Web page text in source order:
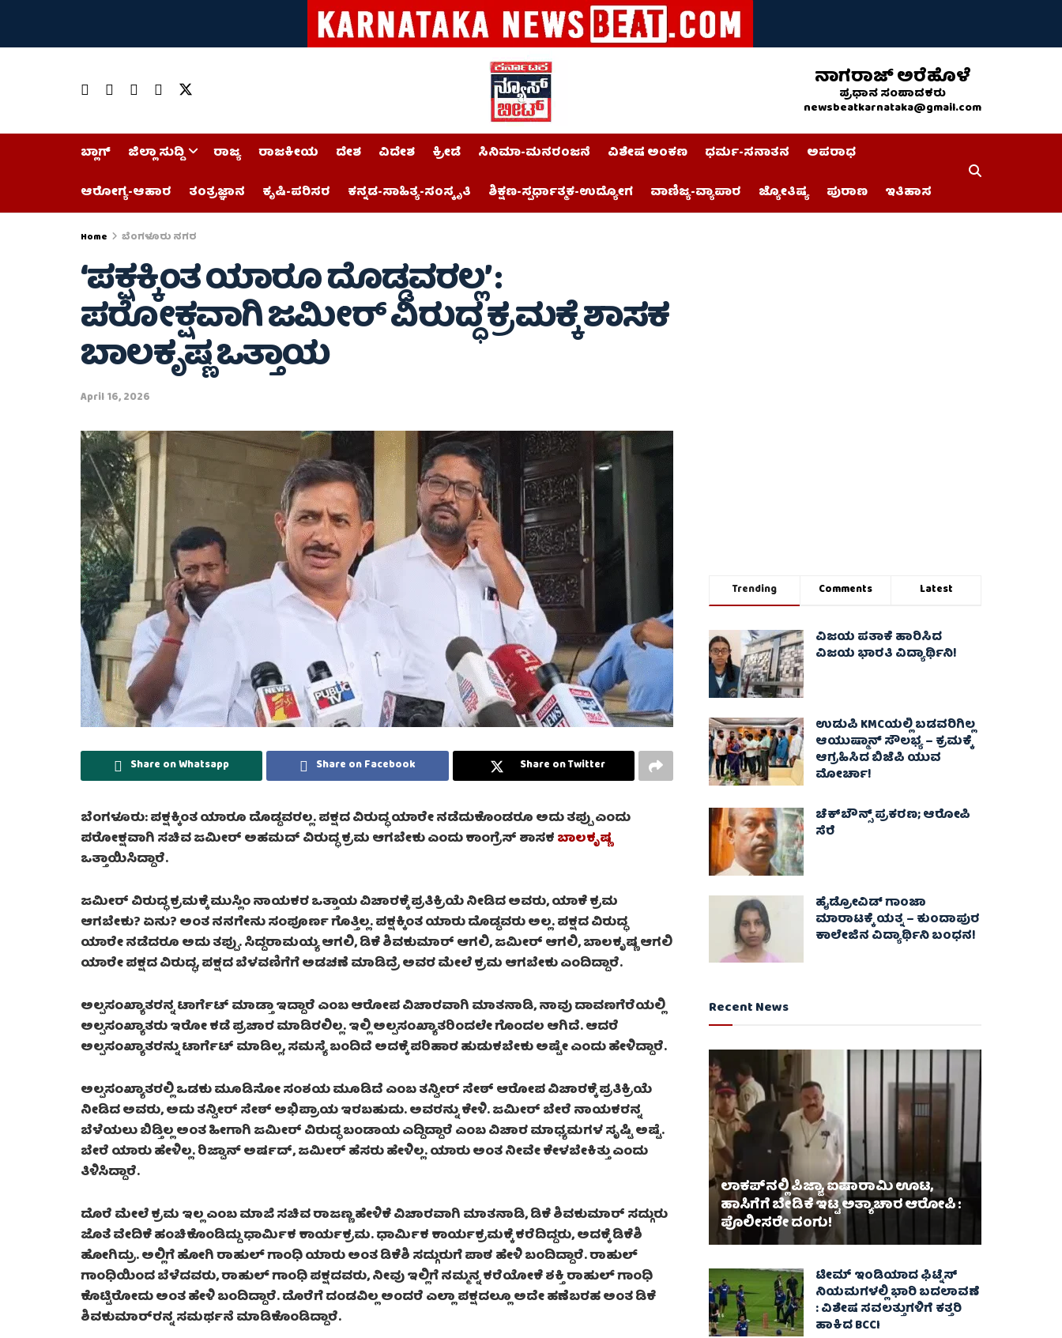
ನಾಗರಾಜ್ ಅರೆಹೊಳೆ
ಪ್ರಧಾನ ಸಂಪಾದಕರು
newsbeatkarnataka@gmail.com
ಬ್ಲಾಗ್ ಜಿಲ್ಲಾ ಸುದ್ದಿ ರಾಜ್ಯ ರಾಜಕೀಯ ದೇಶ ವಿದೇಶ ಕ್ರೀಡೆ ಸಿನಿಮಾ-ಮನರಂಜನೆ ವಿಶೇಷ ಅಂಕಣ ಧರ್ಮ-ಸನಾತನ
ಅಪರಾಧ
ಆರೋಗ್ಯ-ಆಹಾರ
ತಂತ್ರಜ್ಞಾನ ಕೃಷಿ-ಪರಿಸರ ಕನ್ನಡ-ಸಾಹಿತ್ಯ-ಸಂಸ್ಕೃತಿ ಶಿಕ್ಷಣ-ಸ್ಪರ್ಧಾತ್ಮಕ-ಉದ್ಯೋಗ ವಾಣಿಜ್ಯ-ವ್ಯಾಪಾರ ಜ್ಯೋತಿಷ್ಯ ಪುರಾಣ ಇತಿಹಾಸ
Home ಬೆಂಗಳೂರು ನಗರ
‘ಪಕ್ಷಕ್ಕಿಂತ ಯಾರೂ ದೊಡ್ಡವರಲ್ಲ’ :
ಪರೋಕ್ಷವಾಗಿ ಜಮೀರ್ ವಿರುದ್ಧ ಕ್ರಮಕ್ಕೆ ಶಾಸಕ
ಬಾಲಕೃಷ್ಣ ಒತ್ತಾಯ
April 16, 2026
Share on Whatsapp Share on Facebook Share on Twitter
ಬೆಂಗಳೂರು:ಪಕ್ಷಕ್ಕಿಂತ ಯಾರೂ ದೊಡ್ಡವರಲ್ಲ. ಪಕ್ಷದ ವಿರುದ್ಧ ಯಾರೇ ನಡೆದುಕೊಂಡರೂ ಅದು ತಪ್ಪು ಎಂದು
ಪರೋಕ್ಷವಾಗಿ ಸಚಿವ ಜಮೀರ್ ಅಹಮದ್ ವಿರುದ್ಧ ಕ್ರಮ ಆಗಬೇಕು ಎಂದು ಕಾಂಗ್ರೆಸ್ ಶಾಸಕಬಾಲಕೃಷ್ಣ
ಒತ್ತಾಯಿಸಿದ್ದಾರೆ.
ಜಮೀರ್ ವಿರುದ್ಧ ಕ್ರಮಕ್ಕೆ ಮುಸ್ಲಿಂ ನಾಯಕರ ಒತ್ತಾಯ ವಿಚಾರಕ್ಕೆ ಪ್ರತಿಕ್ರಿಯೆ ನೀಡಿದ ಅವರು, ಯಾಕೆ ಕ್ರಮ
ಆಗಬೇಕು? ಏನು? ಅಂತ ನನಗೇನು ಸಂಪೂರ್ಣ ಗೊತ್ತಿಲ್ಲ. ಪಕ್ಷಕ್ಕಿಂತ ಯಾರು ದೊಡ್ಡವರು ಅಲ್ಲ. ಪಕ್ಷದ ವಿರುದ್ಧ
ಯಾರೇ ನಡೆದರೂ ಅದು ತಪ್ಪು. ಸಿದ್ದರಾಮಯ್ಯ ಆಗಲಿ, ಡಿಕೆ ಶಿವಕುಮಾರ್ ಆಗಲಿ, ಜಮೀರ್ ಆಗಲಿ, ಬಾಲಕೃಷ್ಣ ಆಗಲಿ
ಯಾರೇ ಪಕ್ಷದ ವಿರುದ್ಧ, ಪಕ್ಷದ ಬೆಳವಣಿಗೆಗೆ ಅಡಚಣೆ ಮಾಡಿದ್ರೆ ಅವರ ಮೇಲೆ ಕ್ರಮ ಆಗಬೇಕು ಎಂದಿದ್ದಾರೆ.
ಅಲ್ಪಸಂಖ್ಯಾತರನ್ನ ಟಾರ್ಗೆಟ್ ಮಾಡ್ತಾ ಇದ್ದಾರೆ ಎಂಬ ಆರೋಪ ವಿಚಾರವಾಗಿ ಮಾತನಾಡಿ, ನಾವು ದಾವಣಗೆರೆಯಲ್ಲಿ
ಅಲ್ಪಸಂಖ್ಯಾತರು ಇರೋ ಕಡೆ ಪ್ರಚಾರ ಮಾಡಿರಲಿಲ್ಲ. ಇಲ್ಲಿ ಅಲ್ಪಸಂಖ್ಯಾತರಿಂದಲೇ ಗೊಂದಲ ಆಗಿದೆ. ಆದರೆ
ಅಲ್ಪಸಂಖ್ಯಾತರನ್ನು ಟಾರ್ಗೆಟ್ ಮಾಡಿಲ್ಲ, ಸಮಸ್ಯೆ ಬಂದಿದೆ ಅದಕ್ಕೆ ಪರಿಹಾರ ಹುಡುಕಬೇಕು ಅಷ್ಟೇ ಎಂದು ಹೇಳಿದ್ದಾರೆ.
ಅಲ್ಪಸಂಖ್ಯಾತರಲ್ಲಿ ಒಡಕು ಮೂಡಿಸೋ ಸಂಶಯ ಮೂಡಿದೆ ಎಂಬ ತನ್ವೀರ್ ಸೇಠ್ ಆರೋಪ ವಿಚಾರಕ್ಕೆ ಪ್ರತಿಕ್ರಿಯೆ
ನೀಡಿದ ಅವರು, ಅದು ತನ್ವೀರ್ ಸೇಠ್ ಅಭಿಪ್ರಾಯ ಇರಬಹುದು. ಅವರನ್ನು ಕೇಳಿ. ಜಮೀರ್ ಬೇರೆ ನಾಯಕರನ್ನ
ಬೆಳೆಯಲು ಬಿಡ್ತಿಲ್ಲ ಅಂತ ಹೀಗಾಗಿ ಜಮೀರ್ ವಿರುದ್ಧ ಬಂಡಾಯ ಎದ್ದಿದ್ದಾರೆ ಎಂಬ ವಿಚಾರ ಮಾಧ್ಯಮಗಳ ಸೃಷ್ಟಿ ಅಷ್ಟೆ.
ಬೇರೆ ಯಾರು ಹೇಳಿಲ್ಲ. ರಿಜ್ವಾನ್ ಅರ್ಷದ್, ಜಮೀರ್ ಹೆಸರು ಹೇಳಿಲ್ಲ. ಯಾರು ಅಂತ ನೀವೇ ಕೇಳಬೇಕಿತ್ತು ಎಂದು
ತಿಳಿಸಿದ್ದಾರೆ.
ದೊರೆ ಮೇಲೆ ಕ್ರಮ ಇಲ್ಲ ಎಂಬ ಮಾಜಿ ಸಚಿವ ರಾಜಣ್ಣ ಹೇಳಿಕೆ ವಿಚಾರವಾಗಿ ಮಾತನಾಡಿ, ಡಿಕೆ ಶಿವಕುಮಾರ್ ಸದ್ಗುರು
ಜೊತೆ ವೇದಿಕೆ ಹಂಚಿಕೊಂಡಿದ್ದು ಧಾರ್ಮಿಕ ಕಾರ್ಯಕ್ರಮ. ಧಾರ್ಮಿಕ ಕಾರ್ಯಕ್ರಮಕ್ಕೆ ಕರೆದಿದ್ದರು, ಅದಕ್ಕೆ ಡಿಕೆಶಿ
ಹೋಗಿದ್ರು. ಅಲ್ಲಿಗೆ ಹೋಗಿ ರಾಹುಲ್ ಗಾಂಧಿ ಯಾರು ಅಂತ ಡಿಕೆಶಿ ಸದ್ಗುರುಗೆ ಪಾಠ ಹೇಳಿ ಬಂದಿದ್ದಾರೆ. ರಾಹುಲ್
ಗಾಂಧಿಯಿಂದ ಬೆಳೆದವರು, ರಾಹುಲ್ ಗಾಂಧಿ ಪಕ್ಷದವರು, ನೀವು ಇಲ್ಲಿಗೆ ನಮ್ಮನ್ನ ಕರೆಯೋಕೆ ಶಕ್ತಿ ರಾಹುಲ್ ಗಾಂಧಿ
ಕೊಟ್ಟಿರೋದು ಅಂತ ಹೇಳಿ ಬಂದಿದ್ದಾರೆ. ದೊರೆಗೆ ದಂಡವಿಲ್ಲ ಅಂದರೆ ಎಲ್ಲಾ ಪಕ್ಷದಲ್ಲೂ ಅದೇ ಹಣೆಬರಹ ಅಂತ ಡಿಕೆ
ಶಿವಕುಮಾರ್‌ರನ್ನ ಸಮರ್ಥನೆ ಮಾಡಿಕೊಂಡಿದ್ದಾರೆ.
Trending Comments Latest
ವಿಜಯ ಪತಾಕೆ ಹಾರಿಸಿದ
ವಿಜಯ ಭಾರತಿ ವಿದ್ಯಾರ್ಥಿನಿ!
ಉಡುಪಿ KMCಯಲ್ಲಿ ಬಡವರಿಗಿಲ್ಲ
ಆಯುಷ್ಮಾನ್ ಸೌಲಭ್ಯ – ಕ್ರಮಕ್ಕೆ
ಆಗ್ರಹಿಸಿದ ಬಿಜೆಪಿ ಯುವ
ಮೋರ್ಚಾ!
ಚೆಕ್​ಬೌನ್ಸ್​ ಪ್ರಕರಣ; ಆರೋಪಿ
ಸೆರೆ
ಹೈಡ್ರೋವಿಡ್ ಗಾಂಜಾ
ಮಾರಾಟಕ್ಕೆ ಯತ್ನ – ಕುಂದಾಪುರ
ಕಾಲೇಜಿನ ವಿದ್ಯಾರ್ಥಿನಿ ಬಂಧನ!
Recent News
ಲಾಕಪ್‌ನಲ್ಲಿ ಪಿಜ್ಜಾ, ಐಷಾರಾಮಿ ಊಟ,
ಹಾಸಿಗೆಗೆ ಬೇಡಿಕೆ ಇಟ್ಟ ಅತ್ಯಾಚಾರ ಆರೋಪಿ :
ಪೊಲೀಸರೇ ದಂಗು!
ಟೀಮ್ ಇಂಡಿಯಾದ ಫಿಟ್ನೆಸ್
ನಿಯಮಗಳಲ್ಲಿ ಭಾರಿ ಬದಲಾವಣೆ
: ವಿಶೇಷ ಸವಲತ್ತುಗಳಿಗೆ ಕತ್ತರಿ
ಹಾಕಿದ BCCI